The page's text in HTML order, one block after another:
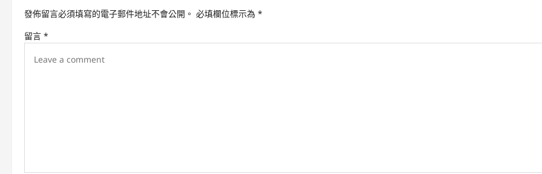
v
i
發佈留言必須填寫的電子郵件地址不會公開。 必填欄位標示為 *
留言 *